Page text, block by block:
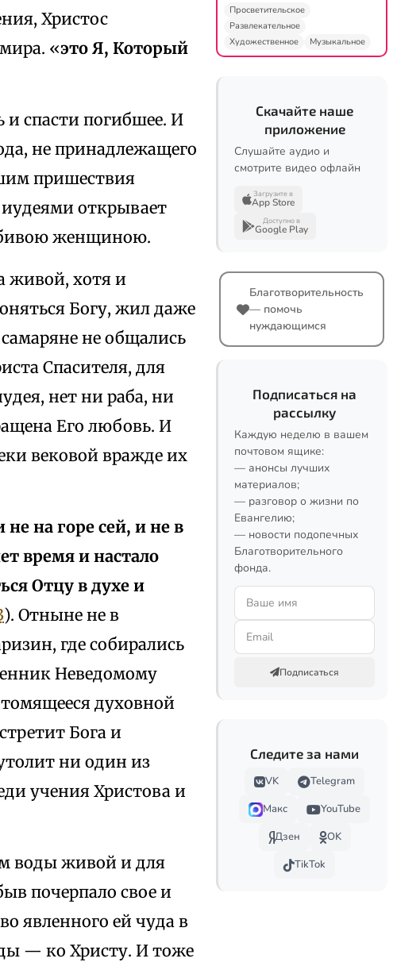
Христос
«это Я, Который
спасти погибшее. И
не принадлежащего
пришествия
открывает
женщиною.
живой, хотя и
Богу, жил даже
не общались
Спасителя, для
нет ни раба, ни
Его любовь. И
вековой вражде их
на горе сей, и не в
время и настало
Отцу в духе и
). Отныне не в
где собирались
Неведомому
томящееся духовной
Бога и
ни один из
учения Христова и
воды живой и для
почерпало свое и
явленного ей чуда в
— ко Христу. И тоже
Просветительское
Развлекательное
Художественное
Музыкальное
Скачайте наше
приложение
Слушайте аудио и
смотрите видео офлайн
Загрузите в
App Store
Доступно в
Google Play
Благотворительность
— помочь
нуждающимся
Подписаться на
рассылку
Каждую неделю в вашем
почтовом ящике:
— анонсы лучших
материалов;
— разговор о жизни по
Евангелию;
— новости подопечных
Благотворительного
фонда.
Подписаться
Следите за нами
VK
Telegram
Макс
YouTube
Дзен
OK
TikTok